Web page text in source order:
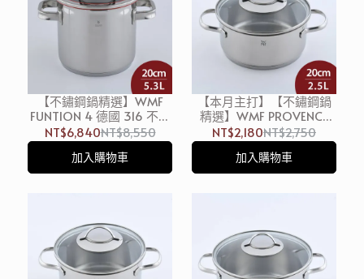
【不鏽鋼鍋精選】WMF
FUNTION 4 德國 316 不鏽
鋼高身大湯鍋 (含蓋)
20cm 5.3L 湯鍋 燉鍋 不鏽
鋼鍋 雙耳鍋 (電磁爐 IH爐
可用)
NT$6,840NT$8,550
加入購物車
【本月主打】【不鏽鋼鍋
精選】WMF PROVENCE
PLUS 德國 316 不鏽鋼矮身
湯鍋 (含蓋) 20cm 2.5L 湯
鍋 燉鍋 不鏽鋼鍋 雙耳鍋
(電磁爐 IH爐可用)
NT$2,180NT$2,750
加入購物車